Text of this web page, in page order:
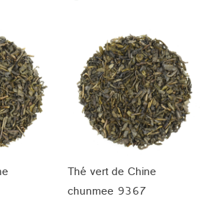
Thé vert de Chine
chunmee 9367